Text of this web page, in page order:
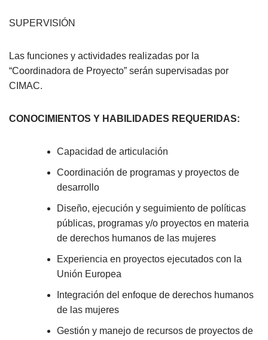
SUPERVISIÓN
Las funciones y actividades realizadas por la
“Coordinadora de Proyecto” serán supervisadas por
CIMAC.
CONOCIMIENTOS Y HABILIDADES REQUERIDAS:
Capacidad de articulación
Coordinación de programas y proyectos de
desarrollo
Diseño, ejecución y seguimiento de políticas
públicas, programas y/o proyectos en materia
de derechos humanos de las mujeres
Experiencia en proyectos ejecutados con la
Unión Europea
Integración del enfoque de derechos humanos
de las mujeres
Gestión y manejo de recursos de proyectos de